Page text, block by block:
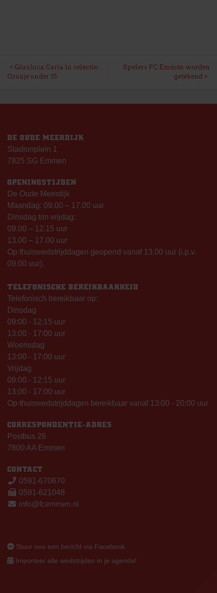
BERICHT
Gianluca Caria in selectie
Oranje onder 15
Spelers FC Emmen worden
getekend
DE OUDE MEERDIJK
Stadionplein 1
7825 SG Emmen
OPENINGSTIJDEN
De Oude Meerdijk
Maandag: 09.00 – 17.00 uur
Dinsdag t/m vrijdag:
09.00 – 12.15 uur
13.00 – 17.00 uur
Op thuiswedstrijddagen geopend vanaf 13.00 uur (i.p.v.
09.00 uur).
TELEFONISCHE BEREIKBAARHEID
Telefonisch bereikbaar op:
Dinsdag
09:00 - 12:15 uur
13:00 - 17:00 uur
Woensdag
13:00 - 17:00 uur
Vrijdag
09:00 - 12:15 uur
13:00 - 17:00 uur
Op thuiswedstrijddagen bereikbaar vanaf 13:00 - 20:00 uur
CORRESPONDENTIE-ADRES
Postbus 26
7800 AA Emmen
CONTACT
0591-670670
0591-621048
info@fcemmen.nl
Stuur ons een bericht via Facebook
Importeer alle wedstrijden in je agenda!